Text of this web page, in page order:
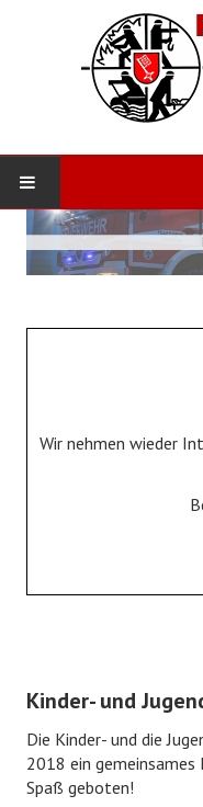
STARTSEITE
DIE WEHR
Bildergalerie
Wir nehmen wieder
Kinder- und
Die Kinder- und die
2018 ein
Spaß geboten!